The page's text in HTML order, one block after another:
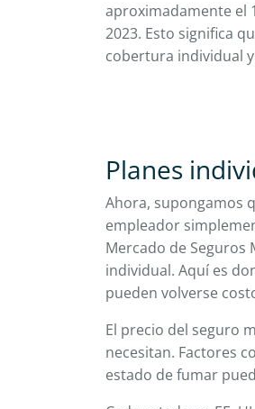
aproximadamente el
2023. Esto significa
cobertura individual
Planes
Ahora, supongamos
empleador
Mercado de
individual. Aquí es
pueden volverse
El precio del seguro
necesitan. Factores
estado de fumar